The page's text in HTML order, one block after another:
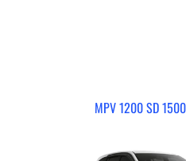
MPV 1200 SD